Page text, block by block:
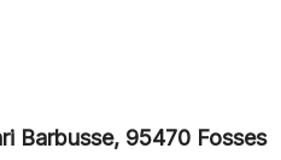
Barbusse, 95470 Fosses